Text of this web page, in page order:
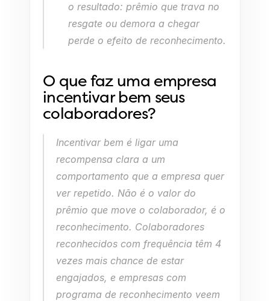
o resultado: prêmio que trava no
resgate ou demora a chegar
perde o efeito de reconhecimento.
O que faz uma empresa
incentivar bem seus
colaboradores?
Incentivar bem é ligar uma
recompensa clara a um
comportamento que a empresa quer
ver repetido. Não é o valor do
prêmio que move o colaborador, é o
reconhecimento. Colaboradores
reconhecidos com frequência têm 4
vezes mais chance de estar
engajados, e empresas com
programa de reconhecimento veem